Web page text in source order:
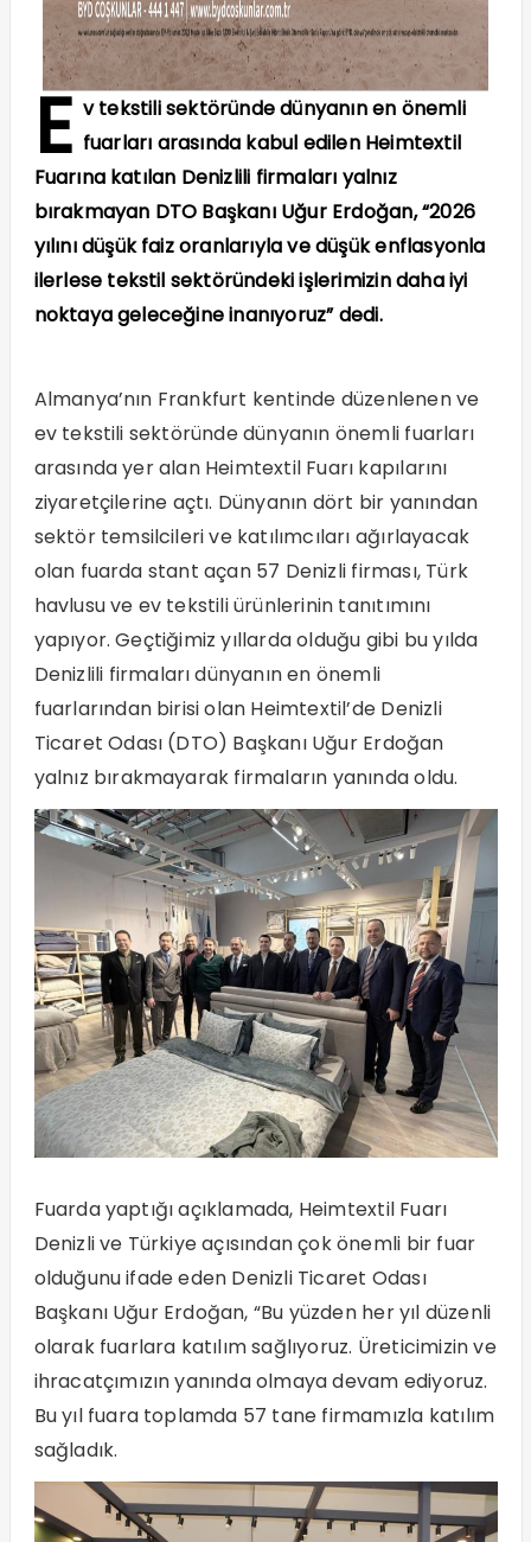
E v tekstili sektöründe dünyanın en önemli
fuarları arasında kabul edilen Heimtextil
Fuarına katılan Denizlili firmaları yalnız
bırakmayan DTO Başkanı Uğur Erdoğan, “2026
yılını düşük faiz oranlarıyla ve düşük enflasyonla
ilerlese tekstil sektöründeki işlerimizin daha iyi
noktaya geleceğine inanıyoruz” dedi.
Almanya’nın Frankfurt kentinde düzenlenen ve
ev tekstili sektöründe dünyanın önemli fuarları
arasında yer alan Heimtextil Fuarı kapılarını
ziyaretçilerine açtı. Dünyanın dört bir yanından
sektör temsilcileri ve katılımcıları ağırlayacak
olan fuarda stant açan 57 Denizli firması, Türk
havlusu ve ev tekstili ürünlerinin tanıtımını
yapıyor. Geçtiğimiz yıllarda olduğu gibi bu yılda
Denizlili firmaları dünyanın en önemli
fuarlarından birisi olan Heimtextil’de Denizli
Ticaret Odası (DTO) Başkanı Uğur Erdoğan
yalnız bırakmayarak firmaların yanında oldu.
Fuarda yaptığı açıklamada, Heimtextil Fuarı
Denizli ve Türkiye açısından çok önemli bir fuar
olduğunu ifade eden Denizli Ticaret Odası
Başkanı Uğur Erdoğan, “Bu yüzden her yıl düzenli
olarak fuarlara katılım sağlıyoruz. Üreticimizin ve
ihracatçımızın yanında olmaya devam ediyoruz.
Bu yıl fuara toplamda 57 tane firmamızla katılım
sağladık.